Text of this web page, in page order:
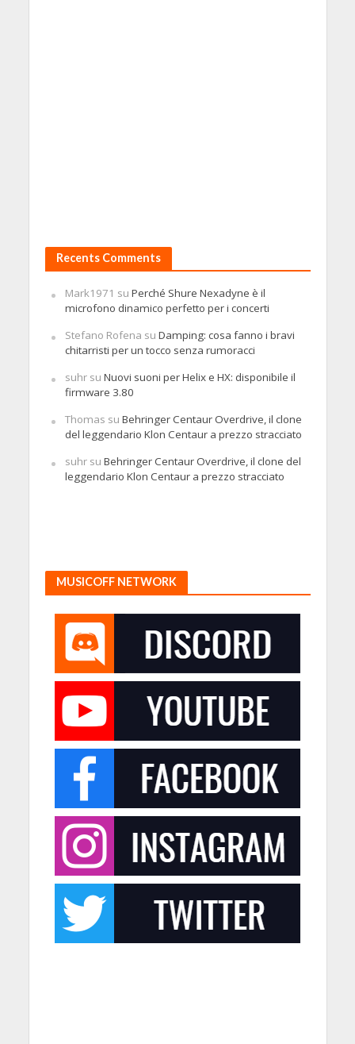
Recents Comments
Mark1971 su Perché Shure Nexadyne è il
microfono dinamico perfetto per i concerti
Stefano Rofena su Damping: cosa fanno i bravi
chitarristi per un tocco senza rumoracci
suhrsu Nuovi suoni per Helix e HX: disponibile il
firmware 3.80
Thomas su Behringer Centaur Overdrive, il clone
del leggendario Klon Centaur a prezzo stracciato
suhrsu Behringer Centaur Overdrive, il clone del
leggendario Klon Centaur a prezzo stracciato
MUSICOFF NETWORK